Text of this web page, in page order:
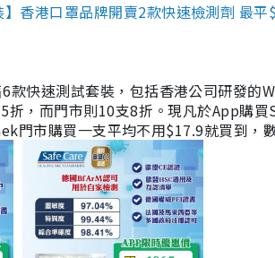
】香港口罩品牌開賣2款快速檢測劑 最
款快速測試套裝，包括香港公司研發
折，而門市則10支8折。現凡於App購
門市購買一支平均不用$17.9就買到，